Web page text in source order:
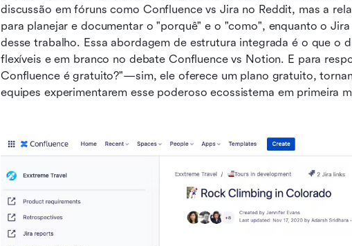
discussão em fóruns como Confluence vs Jira no Reddit, mas a
para planejar e documentar o "porquê" e o "como", enquanto o
desse trabalho. Essa abordagem de estrutura integrada é o que o
flexíveis e em branco no debate Confluence vs Notion. E para
Confluence é gratuito?"—sim, ele oferece um plano gratuito,
equipes experimentarem esse poderoso ecossistema em primeira